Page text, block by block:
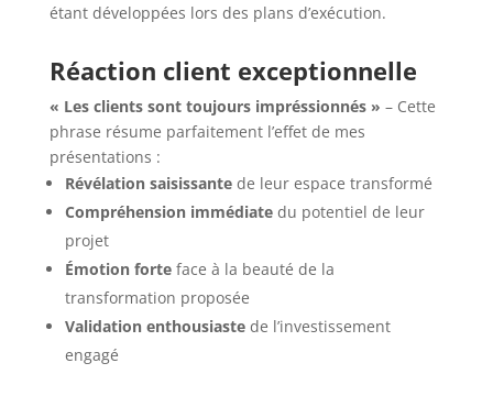
étant développées lors des plans d’exécution.
Réaction client exceptionnelle
« Les clients sont toujours impréssionnés » – Cette
phrase résume parfaitement l’effet de mes
présentations :
Révélation saisissantede leur espace transformé
Compréhension immédiatedu potentiel de leur
projet
Émotion forteface à la beauté de la
transformation proposée
Validation enthousiastede l’investissement
engagé